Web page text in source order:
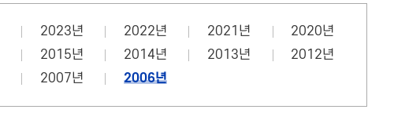
2023년 2022년 2021년
2020년
2015년 2014년 2013년
2012년
2007년 2006년